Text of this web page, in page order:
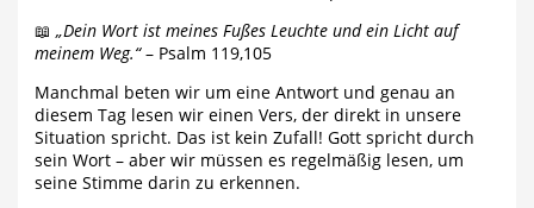
📖„Dein Wort ist meines Fußes Leuchte und ein Licht auf
meinem Weg.“– Psalm 119,105
Manchmal beten wir um eine Antwort und genau an
diesem Tag lesen wir einen Vers, der direkt in unsere
Situation spricht. Das ist kein Zufall! Gott spricht durch
sein Wort – aber wir müssen es regelmäßig lesen, um
seine Stimme darin zu erkennen.